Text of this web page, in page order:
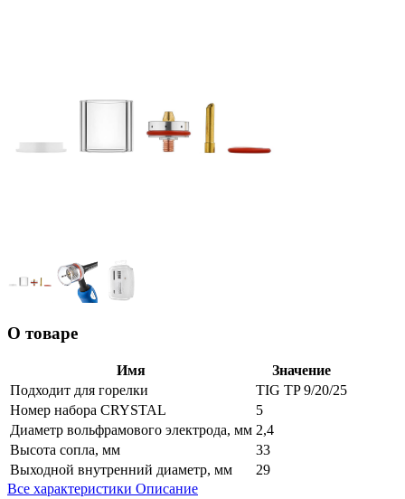
О товаре
Имя
Значение
Подходит для горелки
TIG TP 9/20/25
Номер набора CRYSTAL
5
Диаметр вольфрамового электрода, мм 2,4
Высота сопла, мм
33
Выходной внутренний диаметр, мм
29
Все характеристики Описание